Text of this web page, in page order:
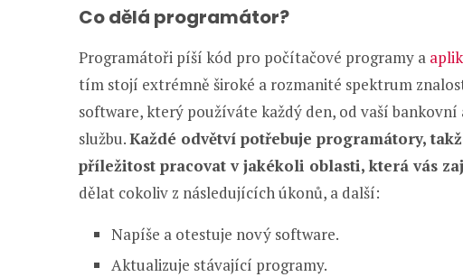
Co dělá programátor?
Programátoři píší kód pro počítačové programy a
tím stojí extrémně široké a rozmanité spektrum
software, který používáte každý den, od vaší
službu.Každé odvětví potřebuje programátory,
příležitost pracovat v jakékoli oblasti, která vás
dělat cokoliv z následujících úkonů, a další:
Napíše a otestuje nový software.
Aktualizuje stávající programy.